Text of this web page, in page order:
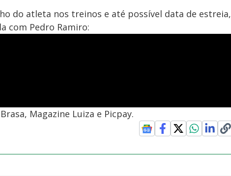
do atleta nos treinos e até possível data de estreia,
com Pedro Ramiro:
Magazine Luiza e Picpay.